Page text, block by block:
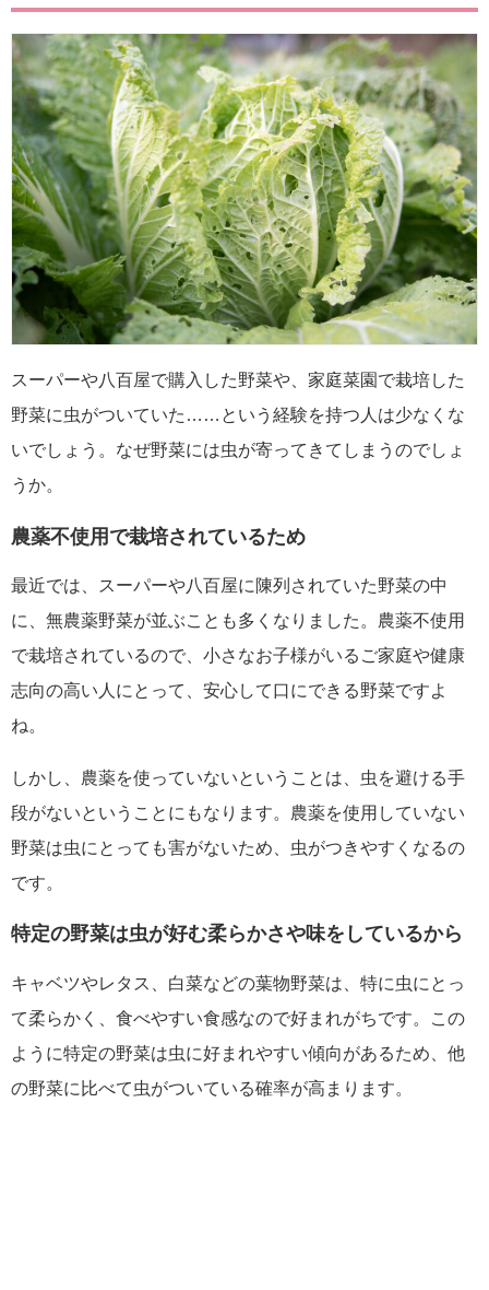
スーパーや八百屋で購入した野菜や、家庭菜園で栽培した
野菜に虫がついていた……という経験を持つ人は少なくな
いでしょう。なぜ野菜には虫が寄ってきてしまうのでしょ
うか。
農薬不使用で栽培されているため
最近では、スーパーや八百屋に陳列されていた野菜の中
に、無農薬野菜が並ぶことも多くなりました。農薬不使用
で栽培されているので、小さなお子様がいるご家庭や健康
志向の高い人にとって、安心して口にできる野菜ですよ
ね。
しかし、農薬を使っていないということは、虫を避ける手
段がないということにもなります。農薬を使用していない
野菜は虫にとっても害がないため、虫がつきやすくなるの
です。
特定の野菜は虫が好む柔らかさや味をしているから
キャベツやレタス、白菜などの葉物野菜は、特に虫にとっ
て柔らかく、食べやすい食感なので好まれがちです。この
ように特定の野菜は虫に好まれやすい傾向があるため、他
の野菜に比べて虫がついている確率が高まります。